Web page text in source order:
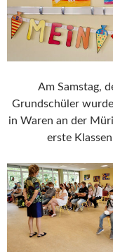
Am Samstag,
Grundschüler
in Waren an der
erste